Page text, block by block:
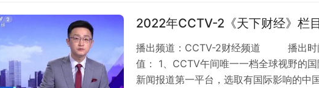
宝能、中国安徽、碧桂园等国…
2022年CCTV-2《天下财经》栏
播出频道：CCTV-2财经频道 播出时
值： 1、CCTV午间唯一一档全球视野的
新闻报道第一平台，选取有国际影响的中